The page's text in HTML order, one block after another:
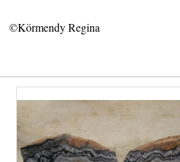
©Körmendy Regina